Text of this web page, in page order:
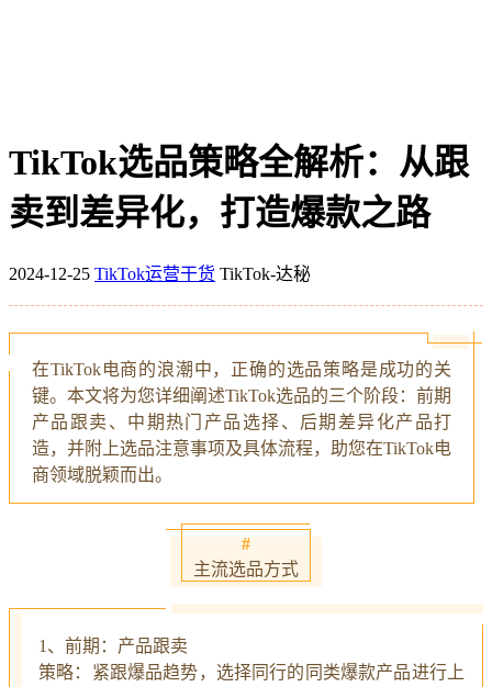
TikTok选品策略全解析：从跟
卖到差异化，打造爆款之路
2024-12-25 TikTok运营干货 TikTok-达秘
在TikTok电商的浪潮中，正确的选品策略是成功的关
键。本文将为您详细阐述TikTok选品的三个阶段：前期
产品跟卖、中期热门产品选择、后期差异化产品打
造，并附上选品注意事项及具体流程，助您在TikTok电
商领域脱颖而出。
#
主流选品方式
1、前期：产品跟卖
策略：紧跟爆品趋势，选择同行的同类爆款产品进行上